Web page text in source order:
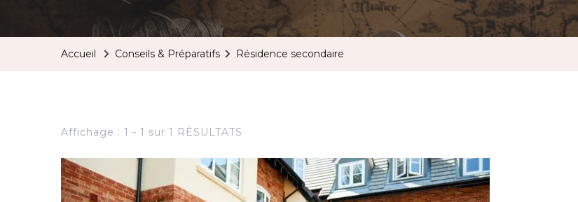
Accueil Conseils & Préparatifs Résidence secondaire
Affichage : 1 - 1 sur 1 RÉSULTATS